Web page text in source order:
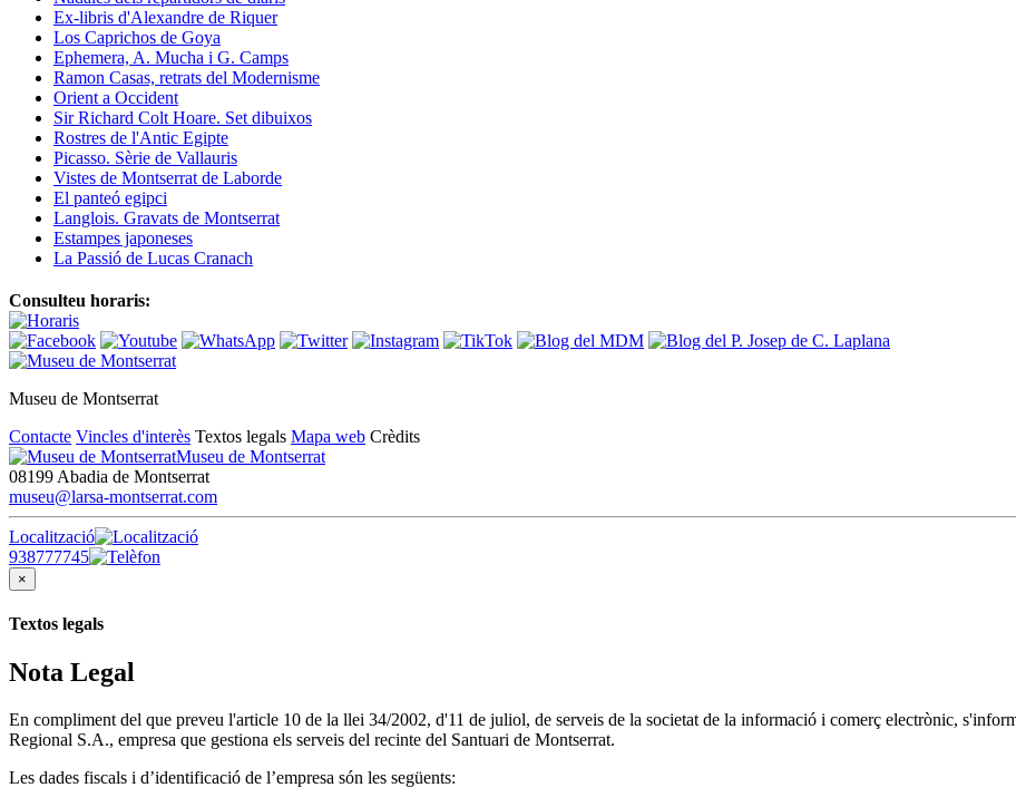
Ex-libris d'Alexandre de Riquer
Los Caprichos de Goya
Ephemera, A. Mucha i G. Camps
Ramon Casas, retrats del Modernisme
Orient a Occident
Sir Richard Colt Hoare. Set dibuixos
Rostres de l'Antic Egipte
Picasso. Sèrie de Vallauris
Vistes de Montserrat de Laborde
El panteó egipci
Langlois. Gravats de Montserrat
Estampes japoneses
La Passió de Lucas Cranach
Consulteu horaris:
Museu de Montserrat
Contacte Vincles d'interès Textos legals Mapa web Crèdits
Museu de Montserrat
08199 Abadia de Montserrat
museu@larsa-montserrat.com
Localització
938777745
×
Textos legals
Nota Legal
En compliment del que preveu l'article 10 de la llei 34/2002, d'11 de juliol, de serveis de la societat de la informació i comerç electrònic,
Regional S.A., empresa que gestiona els serveis del recinte del Santuari de Montserrat.
Les dades fiscals i d’identificació de l’empresa són les següents: